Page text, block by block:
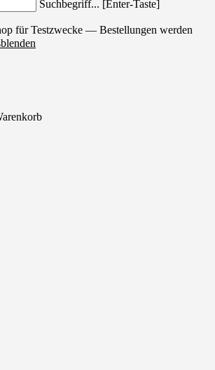
Suchbegriff... [Enter-Taste]
für Testzwecke — Bestellungen werden